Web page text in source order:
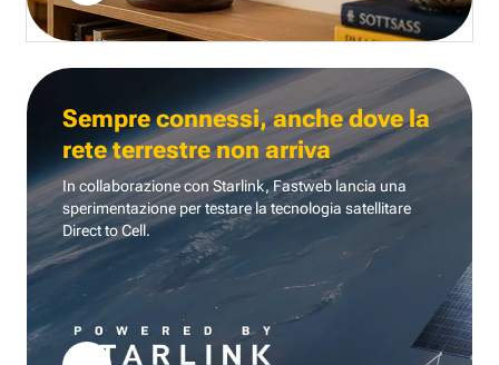
Sempre connessi, anche dove la
rete terrestre non arriva
In collaborazione con Starlink, Fastweb lancia una
sperimentazione per testare la tecnologia satellitare
Direct to Cell.